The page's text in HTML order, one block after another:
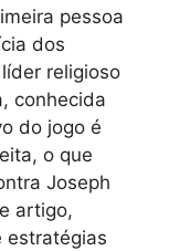
pessoa
dos
religioso
conhecida
do jogo é
o que
Joseph
artigo,
estratégias